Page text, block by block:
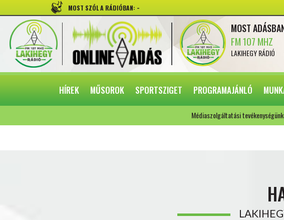
MOST SZÓL A RÁDIÓBAN: -
MOST
FM 107 MHZ
LAKIHEGY RÁDIÓ
HÍREK MŰSOROK SPORTSZIGET PROGRAMAJÁNLÓ
Médiaszolgáltatási